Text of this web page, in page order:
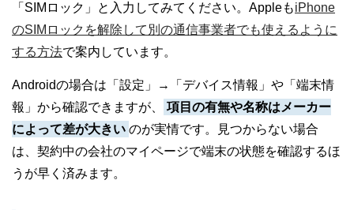
「SIMロック」と入力してみてください。AppleもiPhone
のSIMロックを解除して別の通信事業者でも使えるように
する方法で案内しています。
Androidの場合は「設定」→「デバイス情報」や「端末情
報」から確認できますが、
項目の有無や名称はメーカー
によって差が大きい のが実情です。見つからない場合
は、契約中の会社のマイページで端末の状態を確認するほ
うが早く済みます。